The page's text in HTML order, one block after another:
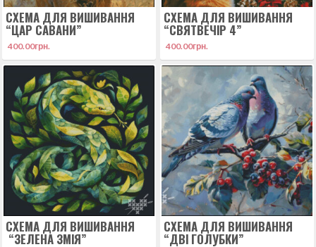
СХЕМА ДЛЯ ВИШИВАННЯ
“ЦАР САВАНИ”
400.00грн.
СХЕМА ДЛЯ ВИШИВАННЯ
“СВЯТВЕЧІР 4”
400.00грн.
СХЕМА ДЛЯ ВИШИВАННЯ
“ЗЕЛЕНА ЗМІЯ”
СХЕМА ДЛЯ ВИШИВАННЯ
“ДВІ ГОЛУБКИ”